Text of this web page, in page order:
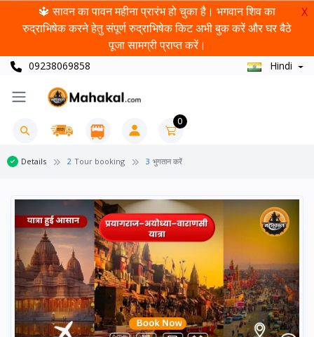
🔱 सावन का पावन महीना प्रारंभ हो चुका है। भगवान शिव का
रुद्राभिषेक करने हेतु संपूर्ण रुद्राभिषेक किट अभी बुक करें और घर बैठे
पूजा सामग्री प्राप्त करें।
X
09238069858 Hindi
0
Details 2 Tour booking 3 भुगतान करें